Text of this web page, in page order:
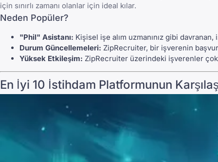
için sınırlı zamanı olanlar için ideal kılar.
Neden Popüler?
"Phil" Asistanı: Kişisel işe alım uzmanınız gibi
Durum Güncellemeleri: ZipRecruiter, bir işverenin
Yüksek Etkileşim: ZipRecruiter üzerindeki işverenler
En İyi 10 İstihdam Platformunun